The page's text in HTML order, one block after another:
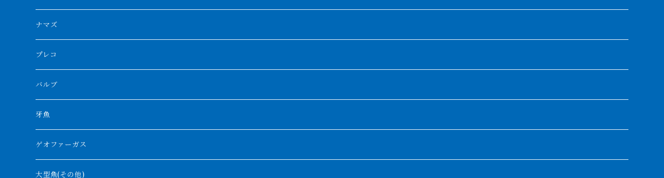
ブルレッド
特殊個体
紅龍
シルバーアロワナ
ブラックアロワナ
ノーザンバラムンディ
その他アロワナ
ナイジェリア
ナポレオンビチャー
バロ川
ビキールビキール
トゥルカナ湖
オモ川
タンガニーカビチャー
アンソルギー
コウロントン
ラプラディ
ギニア
コンギクス
チャンナバルカ
大型スネークヘッド
中型スネークヘッド
小型スネークヘッド
ナマズ
プレコ
バルブ
牙魚
ゲオファーガス
大型魚(その他)